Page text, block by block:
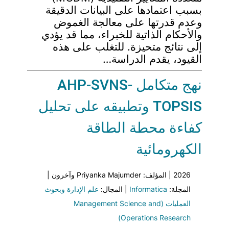
بسبب اعتمادها على البيانات الدقيقة
وعدم قدرتها على معالجة الغموض
والأحكام الذاتية للخبراء، مما قد يؤدي
إلى نتائج متحيزة. للتغلب على هذه
القيود، يقدم الدراسة…
نهج متكامل AHP-SVNS-
TOPSIS وتطبيقه على تحليل
كفاءة محطة الطاقة
الكهرومائية
2026 | المؤلف: Priyanka Majumder وآخرون |
المجلة: Informatica | المجال: علم الإدارة وبحوث
العمليات (Management Science and
Operations Research)